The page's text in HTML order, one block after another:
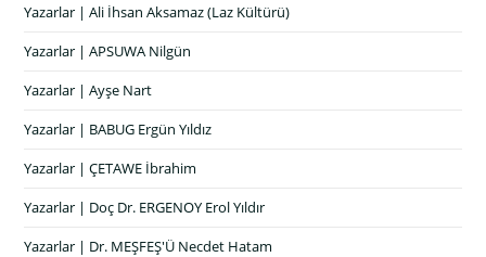
Yazarlar | Ali İhsan Aksamaz (Laz Kültürü)
Yazarlar | APSUWA Nilgün
Yazarlar | Ayşe Nart
Yazarlar | BABUG Ergün Yıldız
Yazarlar | ÇETAWE İbrahim
Yazarlar | Doç Dr. ERGENOY Erol Yıldır
Yazarlar | Dr. MEŞFEŞ'Ü Necdet Hatam